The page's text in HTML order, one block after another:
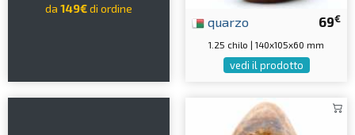
da 149€di ordine
69€
quarzo
1.25 chilo | 140x105x60 mm
vedi il prodotto